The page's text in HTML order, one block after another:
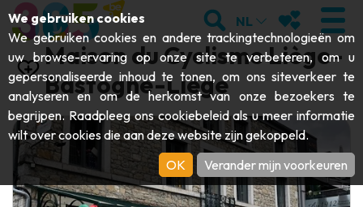
BEZOEKEN
Abdijen & religieuze monumenten
Archeologie
ONTDEKKEN
Grotten BEWEGEN
ZOEKEN
NL MIJN
Maison du Cyclisme Liège-
Bastogne-Liège
We gebruiken cookies
We gebruiken cookies en andere trackingtechnologieën om
uw browse-ervaring op onze site te verbeteren, om u
gepersonaliseerde inhoud te tonen, om ons siteverkeer te
analyseren en om de herkomst van onze bezoekers te
begrijpen. Raadpleeg onscookiebeleidals u meer informatie
wilt over cookies die aan deze website zijn gekoppeld.
OK
Verander mijn voorkeuren